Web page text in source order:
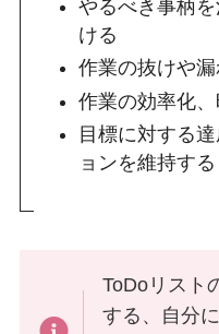
やるべき事柄
ける
作業の抜けや
作業の効率化
目標に対する
ョンを維持する
ToDoリスト
する、自分